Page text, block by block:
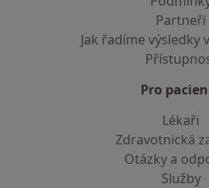
Partneři
Jak řadíme výsledky
Pro
Lékaři
Zdravotnická
Otázky a
Služby